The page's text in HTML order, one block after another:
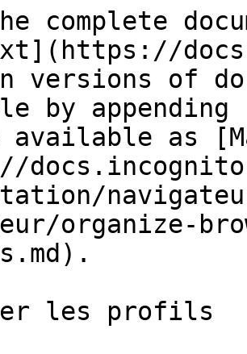
complete
versions of
by
available as
organize-
les profils